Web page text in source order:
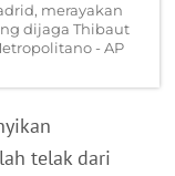
merayakan
dijaga Thibaut
- AP
telak dari